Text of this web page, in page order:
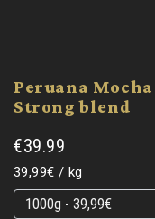
Peruana Mocha
Strong blend
€39.99
Base
price
39,99€ / per
kg
Grundpreis
Grundpreis